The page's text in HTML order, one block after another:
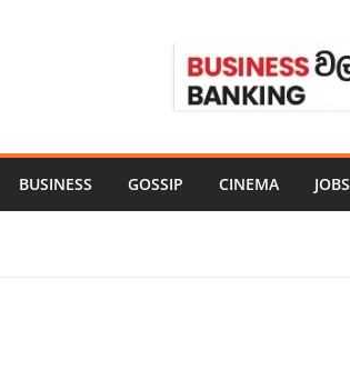
BUSINESS GOSSIP CINEMA JOBS